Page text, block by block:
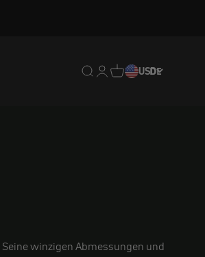
Translation missing:
Translation missing:
Translation
USDDE
winzigen Abmessungen und